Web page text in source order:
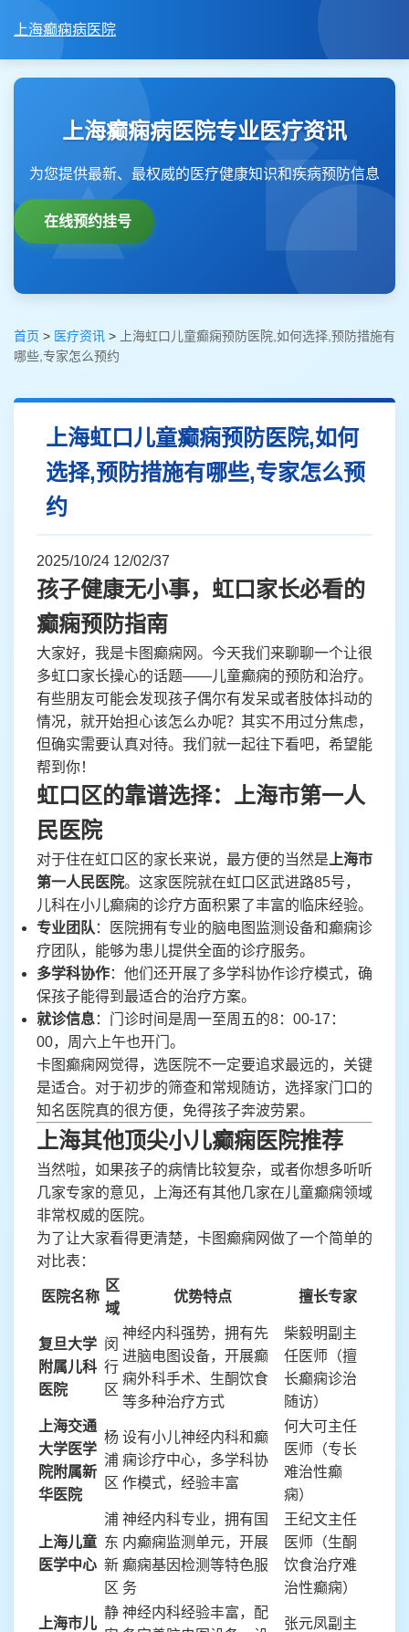
上海癫痫病医院
上海癫痫病医院专业医疗资讯
为您提供最新、最权威的医疗健康知识和疾病预防信息
在线预约挂号
首页 > 医疗资讯 >
上海虹口儿童癫痫预防医院,如何选择,预防措施有
哪些,专家怎么预约
上海虹口儿童癫痫预防医院,如何
选择,预防措施有哪些,专家怎么预
约
2025/10/24 12/02/37
孩子健康无小事，虹口家长必看的
癫痫预防指南
大家好，我是卡图癫痫网。今天我们来聊聊一个让很
多虹口家长操心的话题——儿童癫痫的预防和治疗。
有些朋友可能会发现孩子偶尔有发呆或者肢体抖动的
情况，就开始担心该怎么办呢？其实不用过分焦虑，
但确实需要认真对待。我们就一起往下看吧，希望能
帮到你！
虹口区的靠谱选择：上海市第一人
民医院
对于住在虹口区的家长来说，最方便的当然是 上海市
第一人民医院。这家医院就在虹口区武进路85号，
儿科在小儿癫痫的诊疗方面积累了丰富的临床经验。
专业团队 ：医院拥有专业的脑电图监测设备和癫痫诊
疗团队，能够为患儿提供全面的诊疗服务。
多学科协作：他们还开展了多学科协作诊疗模式，确
保孩子能得到最适合的治疗方案。
就诊信息：门诊时间是周一至周五的8：00-17：
00，周六上午也开门。
卡图癫痫网觉得，选医院不一定要追求最远的，关键
是适合。对于初步的筛查和常规随访，选择家门口的
知名医院真的很方便，免得孩子奔波劳累。
上海其他顶尖小儿癫痫医院推荐
当然啦，如果孩子的病情比较复杂，或者你想多听听
几家专家的意见，上海还有其他几家在儿童癫痫领域
非常权威的医院。
为了让大家看得更清楚，卡图癫痫网做了一个简单的
对比表：
医院名称
区
域
优势特点 擅长专家
复旦大学
附属儿科
医院
闵
行
区
神经内科强势，拥有先
进脑电图设备，开展癫
痫外科手术、生酮饮食
等多种治疗方式
柴毅明副主
任医师（擅
长癫痫诊治
随访）
上海交通
大学医学
院附属新
华医院
杨
浦
区
设有小儿神经内科和癫
痫诊疗中心，多学科协
作模式，经验丰富
何大可主任
医师（专长
难治性癫
痫）
上海儿童
医学中心
浦
东
新
区
神经内科专业，拥有国
内癫痫监测单元，开展
癫痫基因检测等特色服
务
王纪文主任
医师（生酮
饮食治疗难
治性癫痫）
上海市儿
静 神经内科经验丰富，配
张元凤副主